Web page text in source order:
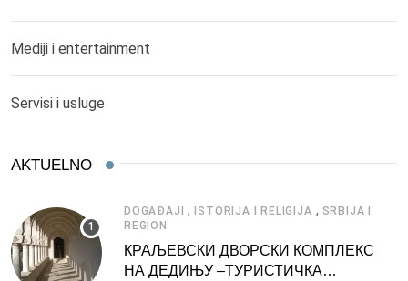
Mediji i entertainment
Servisi i usluge
AKTUELNO
DOGAĐAJI ,ISTORIJA I RELIGIJA , SRBIJA I
REGION
КРАЉЕВСКИ ДВОРСКИ КОМПЛЕКС
НА ДЕДИЊУ –ТУРИСТИЧКА